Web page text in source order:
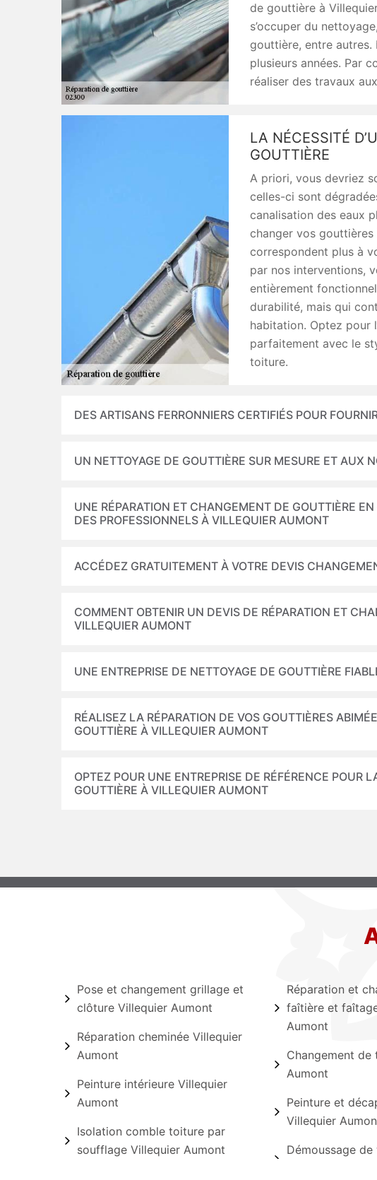
de gouttière à
s’occuper du
gouttière, entre
plusieurs années. Par
réaliser des travaux
LA NÉCESSITÉ
GOUTTIÈRE
A priori, vous devriez
celles-ci sont
canalisation des eaux
changer vos
correspondent plus à
par nos interventions,
entièrement
durabilité, mais qui
habitation. Optez pour
parfaitement avec le
toiture.
DES ARTISANS FERRONNIERS CERTIFIÉS POUR
UN NETTOYAGE DE GOUTTIÈRE SUR MESURE ET AUX
UNE RÉPARATION ET CHANGEMENT DE GOUTTIÈRE
DES PROFESSIONNELS À VILLEQUIER AUMONT
ACCÉDEZ GRATUITEMENT À VOTRE DEVIS
COMMENT OBTENIR UN DEVIS DE RÉPARATION ET
VILLEQUIER AUMONT
UNE ENTREPRISE DE NETTOYAGE DE GOUTTIÈRE
RÉALISEZ LA RÉPARATION DE VOS GOUTTIÈRES
GOUTTIÈRE À VILLEQUIER AUMONT
OPTEZ POUR UNE ENTREPRISE DE RÉFÉRENCE POUR
GOUTTIÈRE À VILLEQUIER AUMONT
Pose et changement grillage et
clôture Villequier Aumont
Réparation cheminée Villequier
Aumont
Peinture intérieure Villequier
Aumont
Isolation comble toiture par
soufflage Villequier Aumont
Réparation et
faîtière et
Aumont
Changement de
Aumont
Peinture et
Villequier
Démoussage